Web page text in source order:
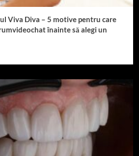
Viva Diva – 5 motive pentru care
înainte să alegi un